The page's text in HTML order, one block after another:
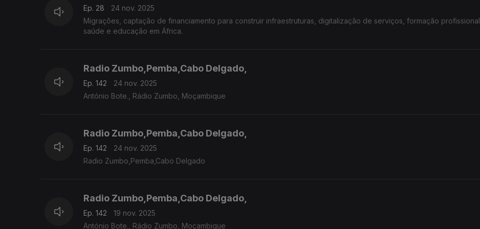
Ep. 28
24 nov. 2025
Migrações, captação de financiamento para construir infraestruturas, digitalização de serviços, formação profissional,
saúde e educação em África.
Radio Zumbo,Pemba,Cabo Delgado,
Ep. 142
24 nov. 2025
António Bote., Rádio Zumbo, Moçambique
Radio Zumbo,Pemba,Cabo Delgado,
Ep. 142
24 nov. 2025
Radio Zumbo,Pemba,Cabo Delgado
Radio Zumbo,Pemba,Cabo Delgado,
Ep. 142
19 nov. 2025
António Bote., Rádio Zumbo, Moçambique